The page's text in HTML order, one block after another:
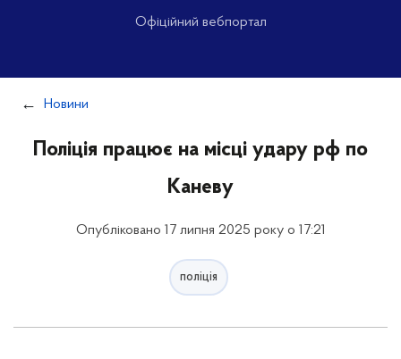
Офіційний вебпортал
Новини
Поліція працює на місці удару рф по
Каневу
Опубліковано 17 липня 2025 року о 17:21
поліція